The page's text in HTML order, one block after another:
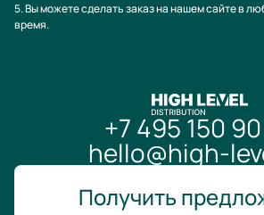
5. Вы можете сделать заказ на нашем сайте в
время.
+7 495 150
hello@high-
Получить